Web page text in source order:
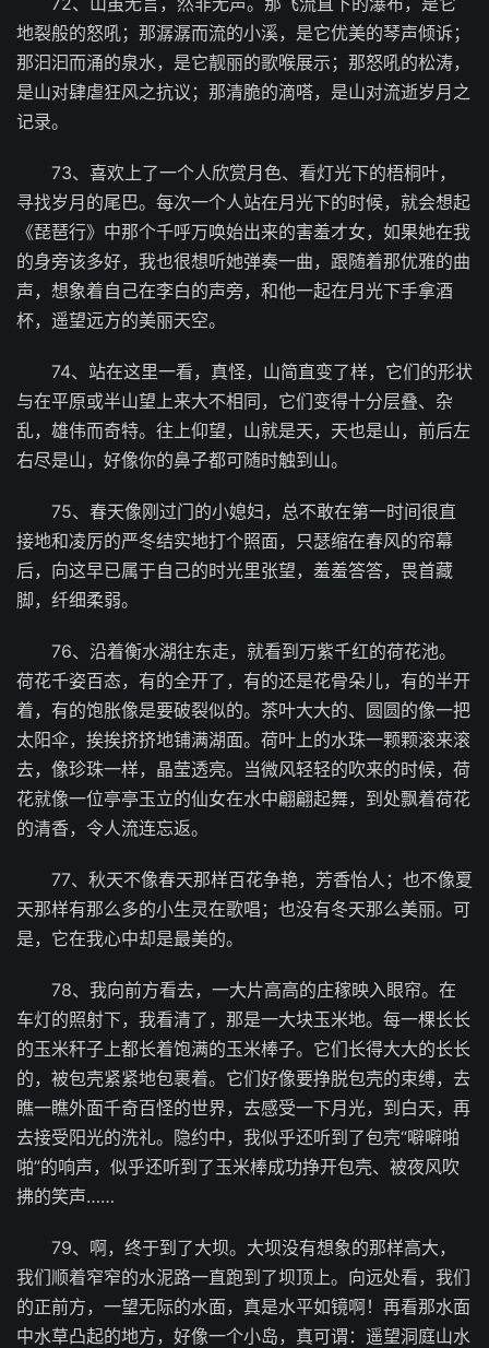
地裂般的怒吼；那潺潺而流的小溪，是它优美的琴声倾诉；
那汩汩而涌的泉水，是它靓丽的歌喉展示；那怒吼的松涛，
是山对肆虐狂风之抗议；那清脆的滴嗒，是山对流逝岁月之
记录。
73、喜欢上了一个人欣赏月色、看灯光下的梧桐叶，
寻找岁月的尾巴。每次一个人站在月光下的时候，就会想起
《琵琶行》中那个千呼万唤始出来的害羞才女，如果她在我
的身旁该多好，我也很想听她弹奏一曲，跟随着那优雅的曲
声，想象着自己在李白的声旁，和他一起在月光下手拿酒
杯，遥望远方的美丽天空。
74、站在这里一看，真怪，山简直变了样，它们的形状
与在平原或半山望上来大不相同，它们变得十分层叠、杂
乱，雄伟而奇特。往上仰望，山就是天，天也是山，前后左
右尽是山，好像你的鼻子都可随时触到山。
75、春天像刚过门的小媳妇，总不敢在第一时间很直
接地和凌厉的严冬结实地打个照面，只瑟缩在春风的帘幕
后，向这早已属于自己的时光里张望，羞羞答答，畏首藏
脚，纤细柔弱。
76、沿着衡水湖往东走，就看到万紫千红的荷花池。
荷花千姿百态，有的全开了，有的还是花骨朵儿，有的半开
着，有的饱胀像是要破裂似的。茶叶大大的、圆圆的像一把
太阳伞，挨挨挤挤地铺满湖面。荷叶上的水珠一颗颗滚来滚
去，像珍珠一样，晶莹透亮。当微风轻轻的吹来的时候，荷
花就像一位亭亭玉立的仙女在水中翩翩起舞，到处飘着荷花
的清香，令人流连忘返。
77、秋天不像春天那样百花争艳，芳香怡人；也不像夏
天那样有那么多的小生灵在歌唱；也没有冬天那么美丽。可
是，它在我心中却是最美的。
78、我向前方看去，一大片高高的庄稼映入眼帘。在
车灯的照射下，我看清了，那是一大块玉米地。每一棵长长
的玉米秆子上都长着饱满的玉米棒子。它们长得大大的长长
的，被包壳紧紧地包裹着。它们好像要挣脱包壳的束缚，去
瞧一瞧外面千奇百怪的世界，去感受一下月光，到白天，再
去接受阳光的洗礼。隐约中，我似乎还听到了包壳“噼噼啪
啪”的响声，似乎还听到了玉米棒成功挣开包壳、被夜风吹
拂的笑声……
79、啊，终于到了大坝。大坝没有想象的那样高大，
我们顺着窄窄的水泥路一直跑到了坝顶上。向远处看，我们
的正前方，一望无际的水面，真是水平如镜啊！再看那水面
中水草凸起的地方，好像一个小岛，真可谓：遥望洞庭山水